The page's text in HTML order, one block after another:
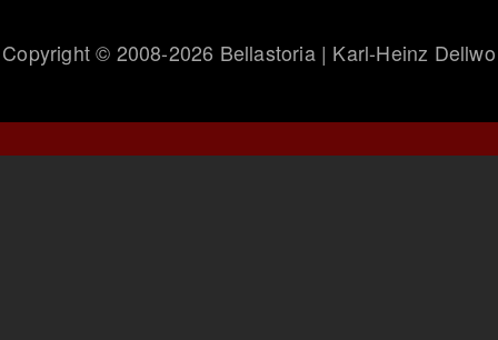
Copyright © 2008-2026 Bellastoria | Karl-Heinz Dellwo